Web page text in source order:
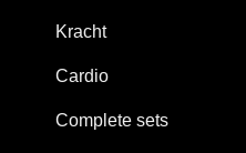
Kracht
Cardio
Complete sets